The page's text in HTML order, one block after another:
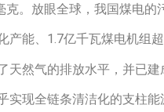
。放眼全球，我国煤电的
产能、1.7亿千瓦煤电机组
天然气的排放水平，并已
现全链条清洁化的支柱能